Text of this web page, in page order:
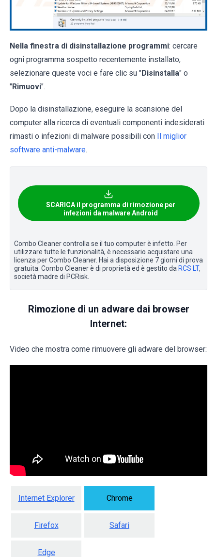
Nella finestra di disinstallazione programmi: cercare
ogni programma sospetto recentemente installato,
selezionare queste voci e fare clic su "Disinstalla" o
"Rimuovi".
Dopo la disinstallazione, eseguire la scansione del
computer alla ricerca di eventuali componenti indesiderati
rimasti o infezioni di malware possibili con Il miglior
software anti-malware.
SCARICA il programma di rimozione per
infezioni da malware Android
Combo Cleaner controlla se il tuo computer è infetto. Per
utilizzare tutte le funzionalità, è necessario acquistare una
licenza per Combo Cleaner. Hai a disposizione 7 giorni di prova
gratuita. Combo Cleaner è di proprietà ed è gestito da RCS LT,
società madre di PCRisk.
Rimozione di un adware dai browser
Internet:
Video che mostra come rimuovere gli adware del browser:
Internet Explorer Chrome
Firefox Safari
Edge